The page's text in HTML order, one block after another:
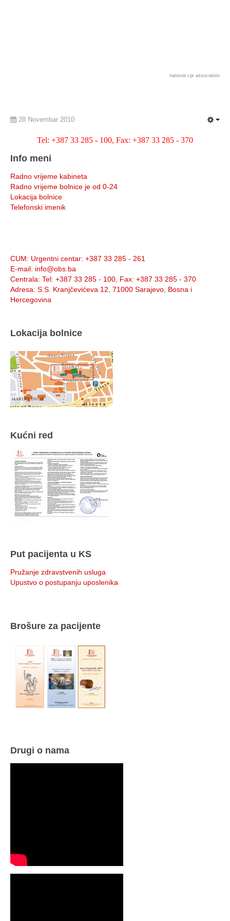
national cpr association
28 Novembar 2010
Tel: +387 33 285 - 100, Fax: +387 33 285 - 370
Info meni
Radno vrijeme kabineta
Radno vrijeme bolnice je od 0-24
Lokacija bolnice
Telefonski imenik
CUM: Urgentni centar: +387 33 285 - 261
E-mail: info@obs.ba
Centrala: Tel: +387 33 285 - 100, Fax: +387 33 285 - 370
Adresa: S.S. Kranjčevićeva 12, 71000 Sarajevo, Bosna i
Hercegovina
Lokacija bolnice
Kućni red
Put pacijenta u KS
Pružanje zdravstvenih usluga
Upustvo o postupanju uposlenika
Brošure za pacijente
Drugi o nama